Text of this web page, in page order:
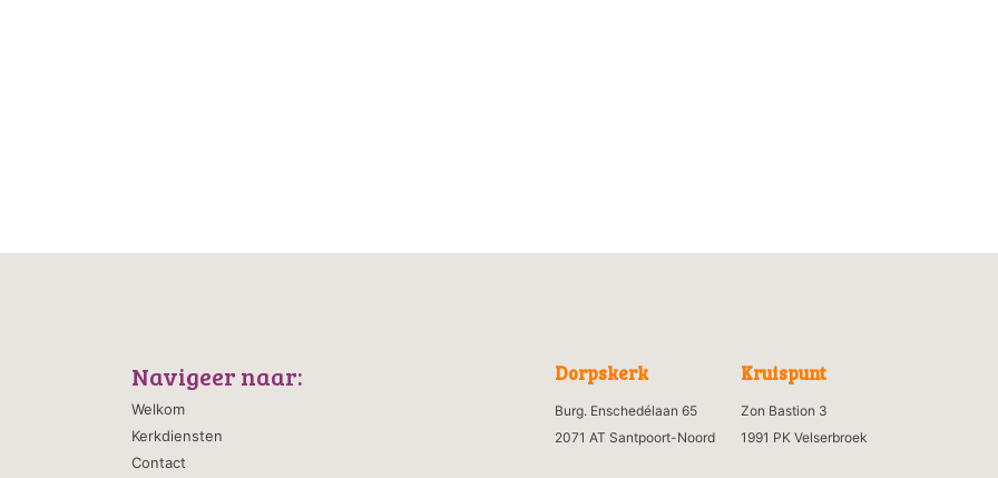
Navigeer naar:
Welkom
Kerkdiensten
Contact
Dorpskerk Kruispunt
Burg. Enschedélaan 65
2071 AT Santpoort-Noord
Zon Bastion 3
1991 PK Velserbroek